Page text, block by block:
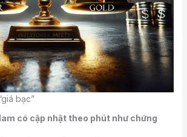
bạc”
có cập nhật theo phút như chứng